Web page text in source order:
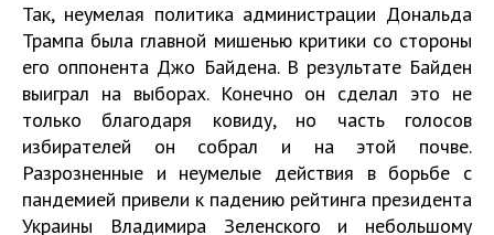
Так, неумелая политика администрации Дональда
Трампа была главной мишенью критики со стороны
его оппонента Джо Байдена. В результате Байден
выиграл на выборах. Конечно он сделал это не
только благодаря ковиду, но часть голосов
избирателей он собрал и на этой почве.
Разрозненные и неумелые действия в борьбе с
пандемией привели к падению рейтинга президента
Украины Владимира Зеленского и небольшому